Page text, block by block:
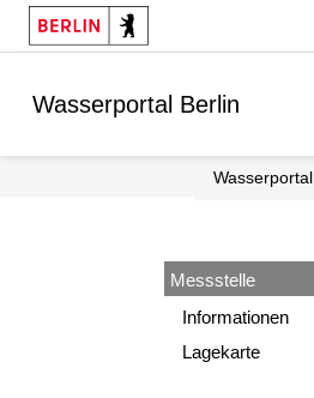
Springe zur Navigation
Springe zum Inhalt
Wasserportal Berlin
Wasserportal
Messstelle
Informationen
Lagekarte